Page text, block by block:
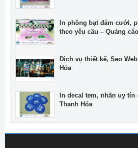
In phông bạt đám cưới,
theo yêu cầu – Quảng
Dịch vụ thiết kế, Seo
Hóa
In decal tem, nhãn uy
Thanh Hóa